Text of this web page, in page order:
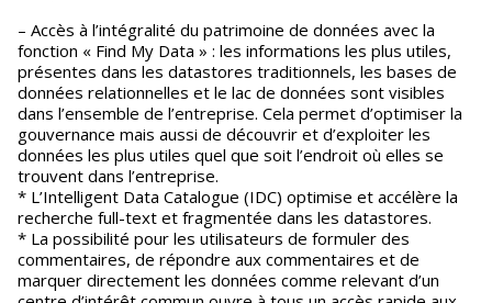
– Accès à l’intégralité du patrimoine de données avec la
fonction « Find My Data » : les informations les plus utiles,
présentes dans les datastores traditionnels, les bases de
données relationnelles et le lac de données sont visibles
dans l’ensemble de l’entreprise. Cela permet d’optimiser la
gouvernance mais aussi de découvrir et d’exploiter les
données les plus utiles quel que soit l’endroit où elles se
trouvent dans l’entreprise.
* L’Intelligent Data Catalogue (IDC) optimise et accélère la
recherche full-text et fragmentée dans les datastores.
* La possibilité pour les utilisateurs de formuler des
commentaires, de répondre aux commentaires et de
marquer directement les données comme relevant d’un